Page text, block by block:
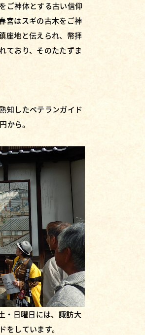
ご神体とする古い信仰
宮はスギの古木をご神
座地と伝えられ、幣拝
ており、そのたたずま
知したベテランガイド
から。
・日曜日には、諏訪大
をしています。